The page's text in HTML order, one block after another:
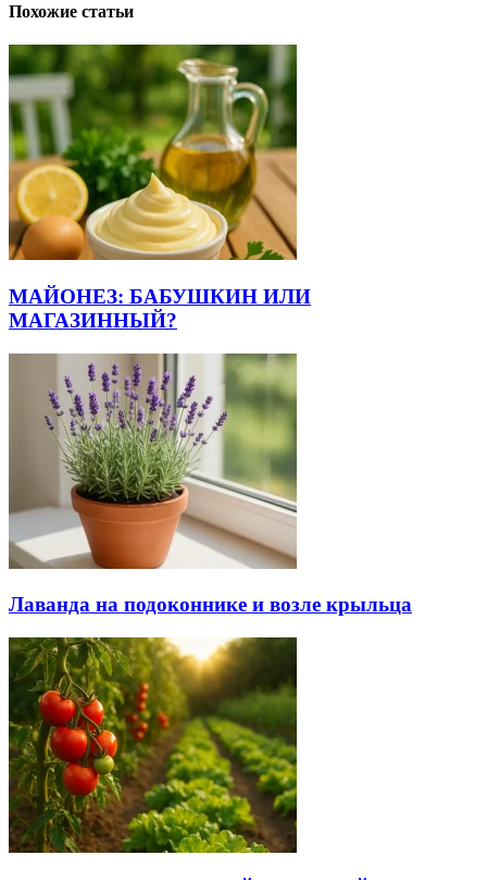
Похожие статьи
МАЙОНЕЗ: БАБУШКИН ИЛИ
МАГАЗИННЫЙ?
Лаванда на подоконнике и возле крыльца